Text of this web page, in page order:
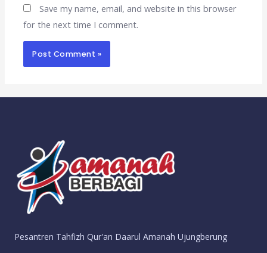
Save my name, email, and website in this browser
for the next time I comment.
Pesantren Tahfizh Qur'an Daarul Amanah Ujungberung